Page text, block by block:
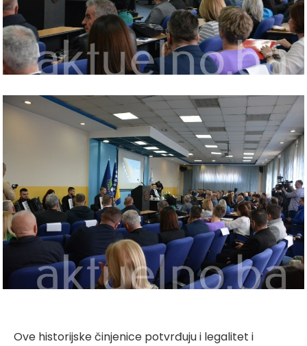
Ove historijske činjenice potvrđuju i legalitet i